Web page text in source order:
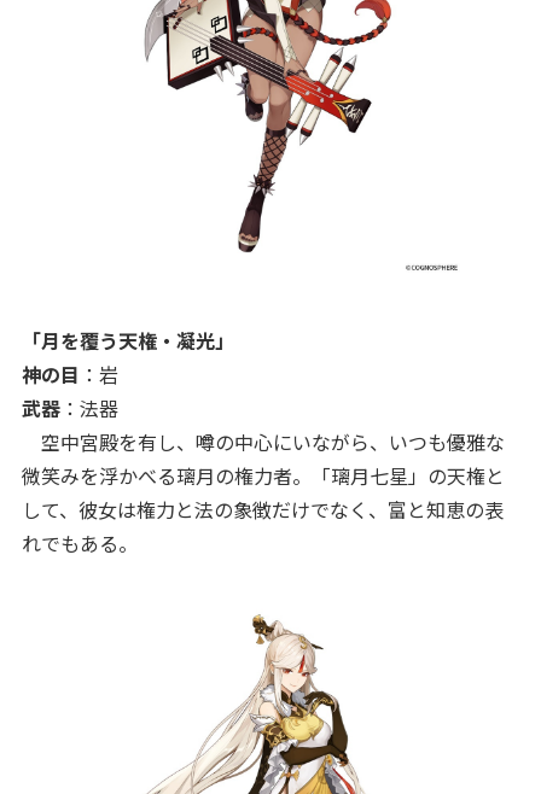
「月を覆う天権・凝光」
神の目 ：岩
武器：法器
空中宮殿を有し、噂の中心にいながら、いつも優雅な
微笑みを浮かべる璃月の権力者。「璃月七星」の天権と
して、彼女は権力と法の象徴だけでなく、富と知恵の表
れでもある。